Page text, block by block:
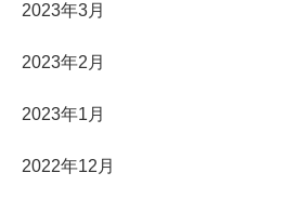
2023年3月
2023年2月
2023年1月
2022年12月